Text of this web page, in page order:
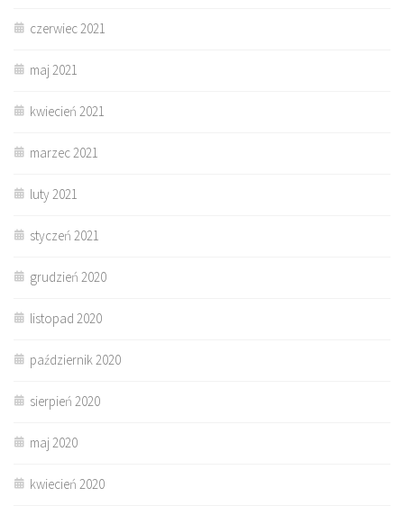
czerwiec 2021
maj 2021
kwiecień 2021
marzec 2021
luty 2021
styczeń 2021
grudzień 2020
listopad 2020
październik 2020
sierpień 2020
maj 2020
kwiecień 2020